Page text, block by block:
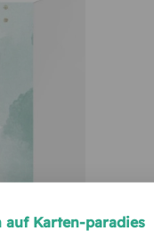
Karten-paradies